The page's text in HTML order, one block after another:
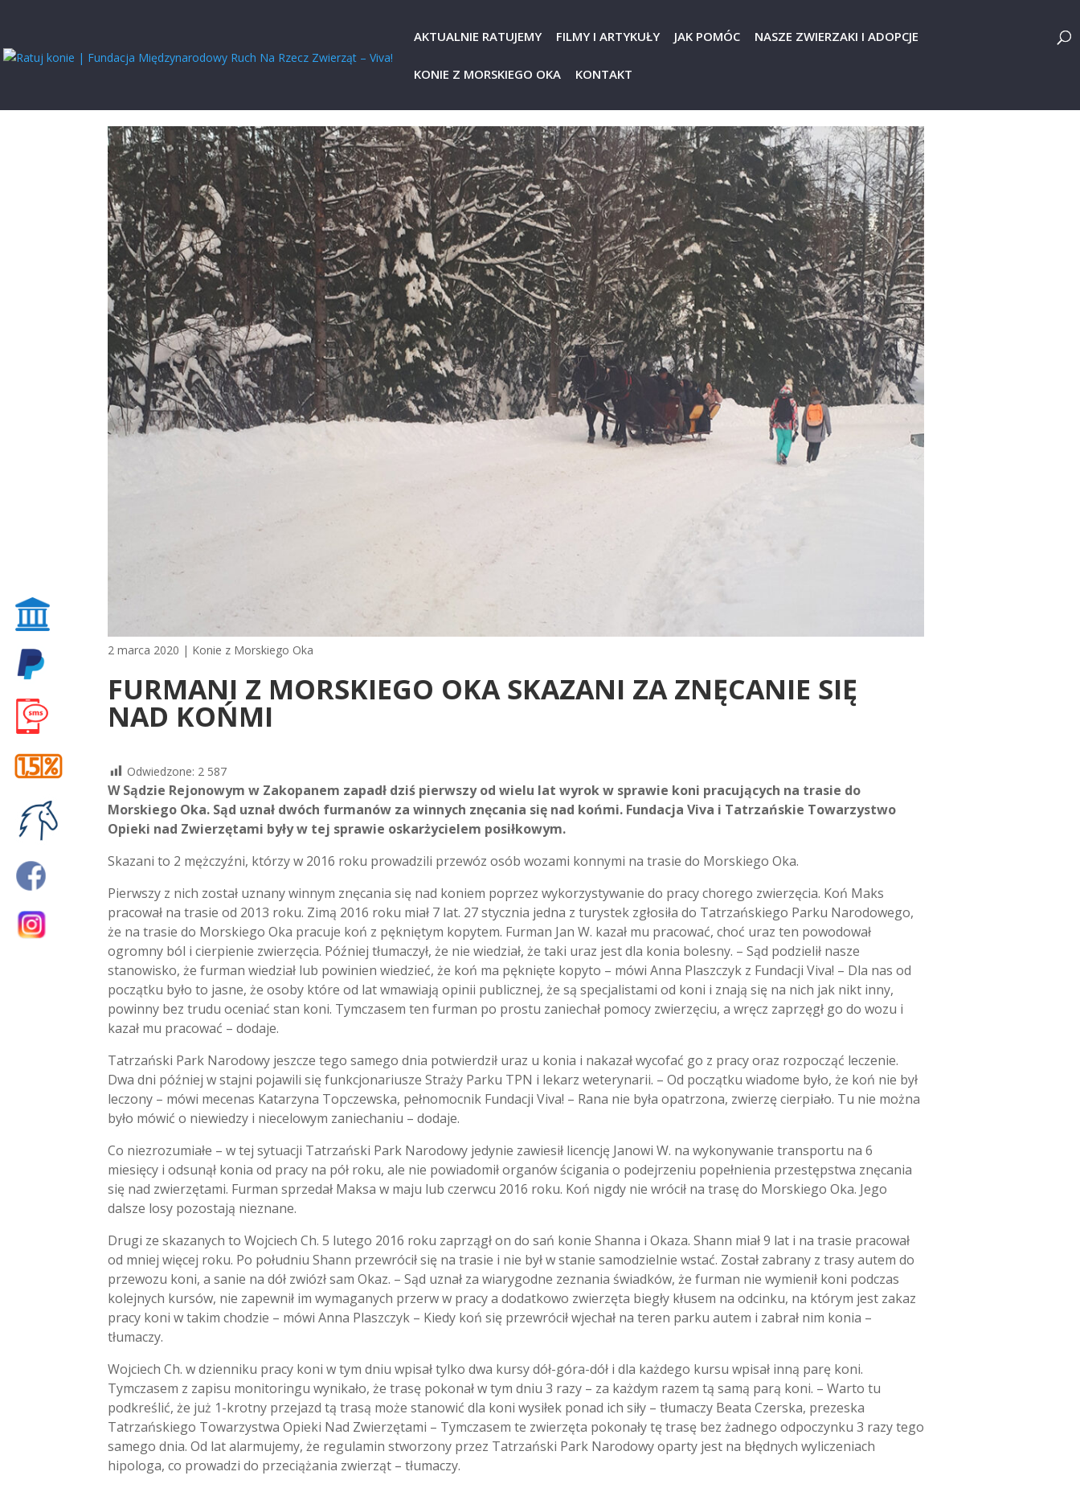
AKTUALNIE RATUJEMY FILMY I ARTYKUŁY JAK POMÓC NASZE ZWIERZAKI I ADOPCJE
KONIE Z MORSKIEGO OKA KONTAKT
2 marca 2020 | Konie z Morskiego Oka
FURMANI Z MORSKIEGO OKA SKAZANI ZA ZNĘCANIE SIĘ
NAD KOŃMI
Odwiedzone: 2 587
W Sądzie Rejonowym w Zakopanem zapadł dziś pierwszy od wielu lat wyrok w sprawie koni pracujących na trasie do
Morskiego Oka. Sąd uznał dwóch furmanów za winnych znęcania się nad końmi. Fundacja Viva i Tatrzańskie Towarzystwo
Opieki nad Zwierzętami były w tej sprawie oskarżycielem posiłkowym.
Skazani to 2 mężczyźni, którzy w 2016 roku prowadzili przewóz osób wozami konnymi na trasie do Morskiego Oka.
Pierwszy z nich został uznany winnym znęcania się nad koniem poprzez wykorzystywanie do pracy chorego zwierzęcia. Koń Maks
pracował na trasie od 2013 roku. Zimą 2016 roku miał 7 lat. 27 stycznia jedna z turystek zgłosiła do Tatrzańskiego Parku Narodowego,
że na trasie do Morskiego Oka pracuje koń z pękniętym kopytem. Furman Jan W. kazał mu pracować, choć uraz ten powodował
ogromny ból i cierpienie zwierzęcia. Później tłumaczył, że nie wiedział, że taki uraz jest dla konia bolesny. – Sąd podzielił nasze
stanowisko, że furman wiedział lub powinien wiedzieć, że koń ma pęknięte kopyto – mówi Anna Plaszczyk z Fundacji Viva! – Dla nas od
początku było to jasne, że osoby które od lat wmawiają opinii publicznej, że są specjalistami od koni i znają się na nich jak nikt inny,
powinny bez trudu oceniać stan koni. Tymczasem ten furman po prostu zaniechał pomocy zwierzęciu, a wręcz zaprzęgł go do wozu i
kazał mu pracować – dodaje.
Tatrzański Park Narodowy jeszcze tego samego dnia potwierdził uraz u konia i nakazał wycofać go z pracy oraz rozpocząć leczenie.
Dwa dni później w stajni pojawili się funkcjonariusze Straży Parku TPN i lekarz weterynarii. – Od początku wiadome było, że koń nie był
leczony – mówi mecenas Katarzyna Topczewska, pełnomocnik Fundacji Viva! – Rana nie była opatrzona, zwierzę cierpiało. Tu nie można
było mówić o niewiedzy i niecelowym zaniechaniu – dodaje.
Co niezrozumiałe – w tej sytuacji Tatrzański Park Narodowy jedynie zawiesił licencję Janowi W. na wykonywanie transportu na 6
miesięcy i odsunął konia od pracy na pół roku, ale nie powiadomił organów ścigania o podejrzeniu popełnienia przestępstwa znęcania
się nad zwierzętami. Furman sprzedał Maksa w maju lub czerwcu 2016 roku. Koń nigdy nie wrócił na trasę do Morskiego Oka. Jego
dalsze losy pozostają nieznane.
Drugi ze skazanych to Wojciech Ch. 5 lutego 2016 roku zaprzągł on do sań konie Shanna i Okaza. Shann miał 9 lat i na trasie pracował
od mniej więcej roku. Po południu Shann przewrócił się na trasie i nie był w stanie samodzielnie wstać. Został zabrany z trasy autem do
przewozu koni, a sanie na dół zwiózł sam Okaz. – Sąd uznał za wiarygodne zeznania świadków, że furman nie wymienił koni podczas
kolejnych kursów, nie zapewnił im wymaganych przerw w pracy a dodatkowo zwierzęta biegły kłusem na odcinku, na którym jest zakaz
pracy koni w takim chodzie – mówi Anna Plaszczyk – Kiedy koń się przewrócił wjechał na teren parku autem i zabrał nim konia –
tłumaczy.
Wojciech Ch. w dzienniku pracy koni w tym dniu wpisał tylko dwa kursy dół-góra-dół i dla każdego kursu wpisał inną parę koni.
Tymczasem z zapisu monitoringu wynikało, że trasę pokonał w tym dniu 3 razy – za każdym razem tą samą parą koni. – Warto tu
podkreślić, że już 1-krotny przejazd tą trasą może stanowić dla koni wysiłek ponad ich siły – tłumaczy Beata Czerska, prezeska
Tatrzańskiego Towarzystwa Opieki Nad Zwierzętami – Tymczasem te zwierzęta pokonały tę trasę bez żadnego odpoczynku 3 razy tego
samego dnia. Od lat alarmujemy, że regulamin stworzony przez Tatrzański Park Narodowy oparty jest na błędnych wyliczeniach
hipologa, co prowadzi do przeciążania zwierząt – tłumaczy.